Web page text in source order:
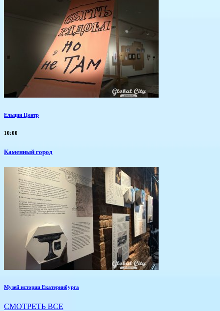
Ельцин Центр
10:00
Каменный город
Музей истории Екатеринбурга
СМОТРЕТЬ ВСЕ